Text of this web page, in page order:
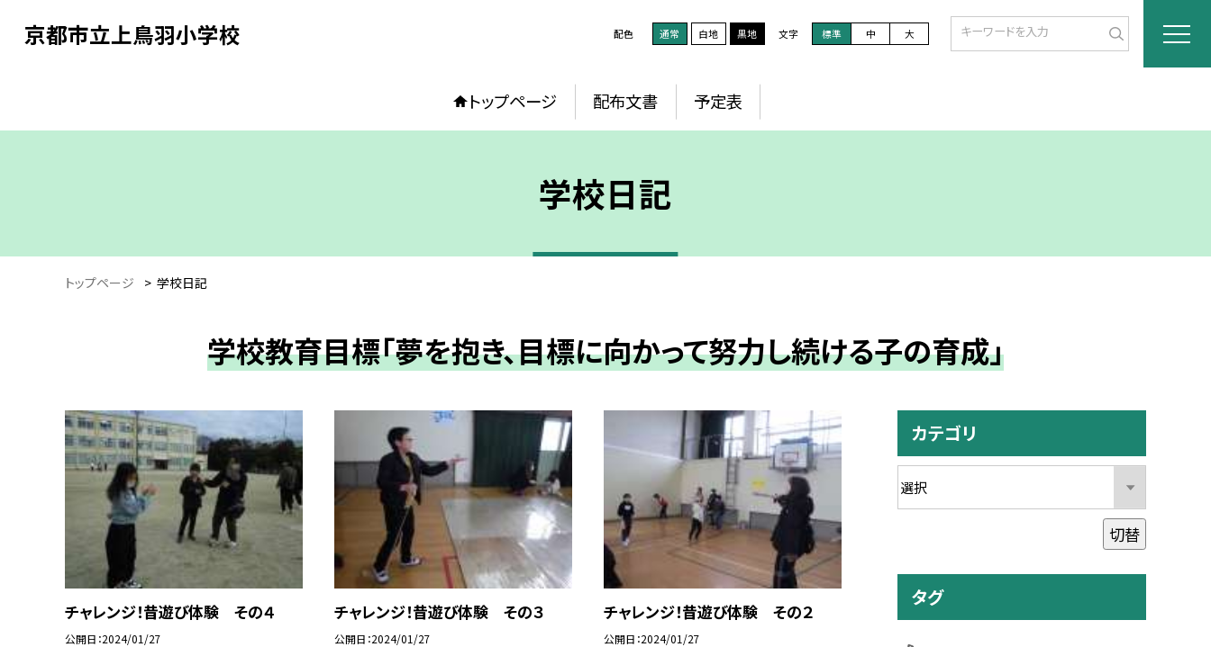
京都市立上鳥羽小学校 配色 通常 白地 黒地 文字 標準 中 大
トップページ 配布文書 予定表
学校日記
トップページ > 学校日記
学校教育目標「夢を抱き、目標に向かって努力し続ける子の育成」
チャレンジ！昔遊び体験 その４
公開日 2024/01/27
チャレンジ！昔遊び体験 その３
公開日 2024/01/27
チャレンジ！昔遊び体験 その２
公開日 2024/01/27
カテゴリ
切替
タグ